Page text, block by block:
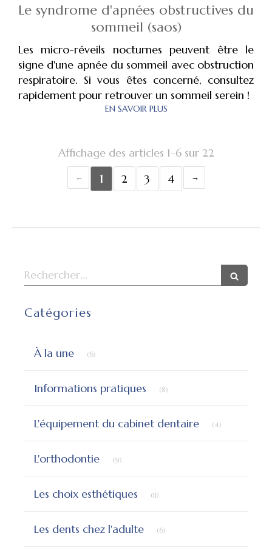
Le syndrome d'apnées obstructives du
sommeil (saos)
Les micro-réveils nocturnes peuvent être le
signe d'une apnée du sommeil avec obstruction
respiratoire. Si vous êtes concerné, consultez
rapidement pour retrouver un sommeil serein !
EN SAVOIR PLUS
Affichage des articles 1-6 sur 22
1
2 3 4
Rechercher
Catégories
À la une (6)
Informations pratiques (8)
L'équipement du cabinet dentaire (4)
L'orthodontie (9)
Les choix esthétiques (11)
Les dents chez l'adulte (6)